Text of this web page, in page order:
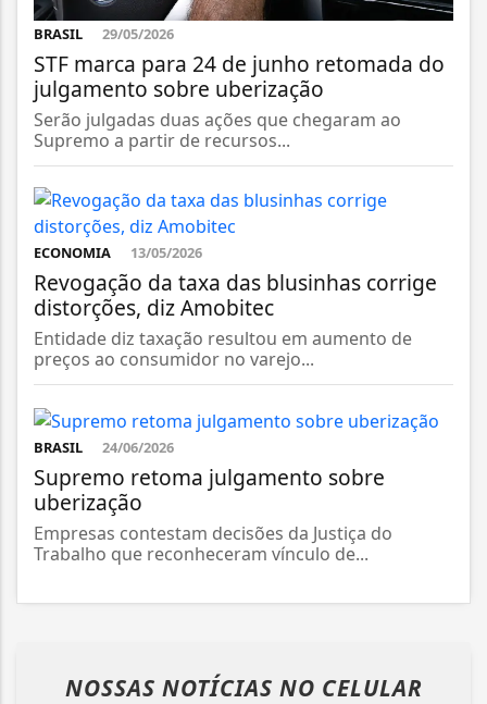
BRASIL 29/05/2026
STF marca para 24 de junho retomada do
julgamento sobre uberização
Serão julgadas duas ações que chegaram ao
Supremo a partir de recursos...
ECONOMIA 13/05/2026
Revogação da taxa das blusinhas corrige
distorções, diz Amobitec
Entidade diz taxação resultou em aumento de
preços ao consumidor no varejo...
BRASIL 24/06/2026
Supremo retoma julgamento sobre
uberização
Empresas contestam decisões da Justiça do
Trabalho que reconheceram vínculo de...
NOSSAS NOTÍCIAS NO CELULAR